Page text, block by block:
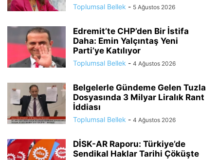
Toplumsal Bellek - 5 Ağustos 2026
Edremit’te CHP’den Bir İstifa
Daha: Emin Yalçıntaş Yeni
Parti’ye Katılıyor
Toplumsal Bellek - 4 Ağustos 2026
Belgelerle Gündeme Gelen Tuzla
Dosyasında 3 Milyar Liralık Rant
İddiası
Toplumsal Bellek - 4 Ağustos 2026
DİSK-AR Raporu: Türkiye’de
Sendikal Haklar Tarihi Çöküşte